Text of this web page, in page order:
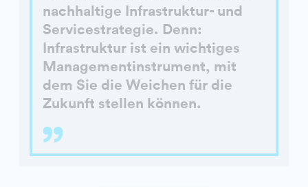
nachhaltige Infrastruktur- und
Servicestrategie. Denn:
Infrastruktur ist ein wichtiges
Managementinstrument, mit
dem Sie die Weichen für die
Zukunft stellen können.